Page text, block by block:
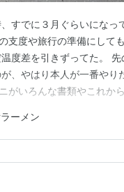
すでに３月ぐらいになっ
支度や旅行の準備にして
度差を引きずってた。
、やはり本人が一番やり
がいろんな書類やこれか
パートナーにいてくれる
いけない書類がそう…
ラーメン